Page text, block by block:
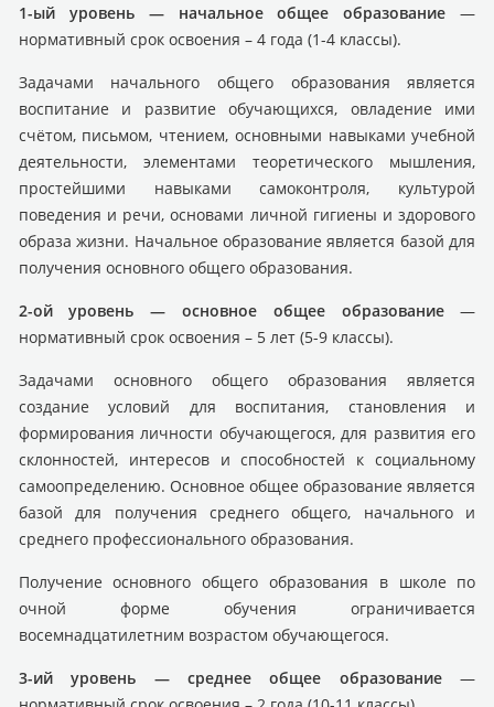
1-ый уровень — начальное общее образование —
нормативный срок освоения – 4 года (1-4 классы).
Задачами начального общего образования является
воспитание и развитие обучающихся, овладение ими
счётом, письмом, чтением, основными навыками учебной
деятельности, элементами теоретического мышления,
простейшими навыками самоконтроля, культурой
поведения и речи, основами личной гигиены и здорового
образа жизни. Начальное образование является базой для
получения основного общего образования.
2-ой уровень — основное общее образование—
нормативный срок освоения – 5 лет (5-9 классы).
Задачами основного общего образования является
создание условий для воспитания, становления и
формирования личности обучающегося, для развития его
склонностей, интересов и способностей к социальному
самоопределению. Основное общее образование является
базой для получения среднего общего, начального и
среднего профессионального образования.
Получение основного общего образования в школе по
очной форме обучения ограничивается
восемнадцатилетним возрастом обучающегося.
3-ий уровень — среднее общее образование—